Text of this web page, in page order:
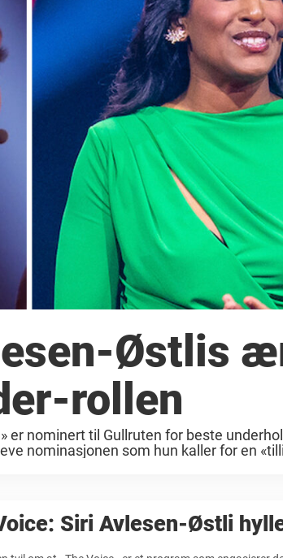
Østlis
rollen
er nominert til Gullruten for beste
nominasjonen som hun kaller for en
Siri Avlesen-Østli